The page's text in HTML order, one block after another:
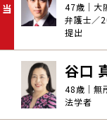
当
47歳｜大
弁護士／
提出
谷口
48歳｜無
法学者